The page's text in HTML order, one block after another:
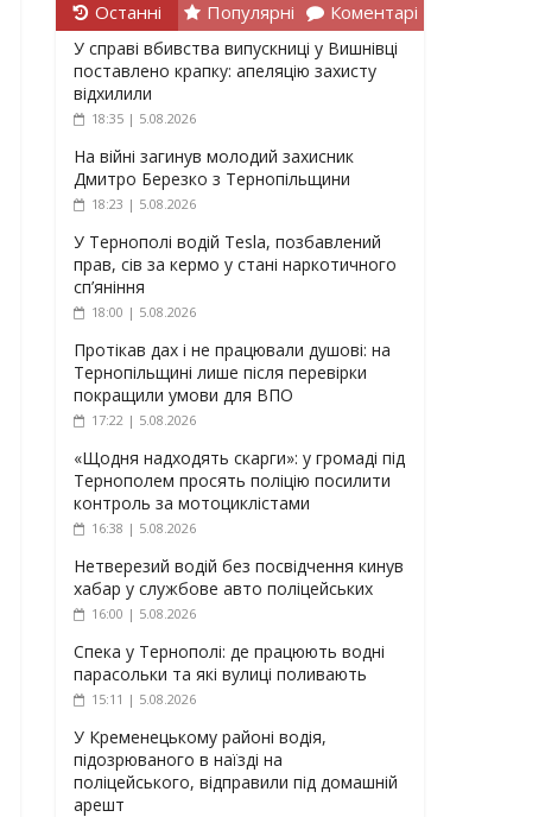
Останні Популярні Коментарі
У справі вбивства випускниці у Вишнівці
поставлено крапку: апеляцію захисту
відхилили
18:35 | 5.08.2026
На війні загинув молодий захисник
Дмитро Березко з Тернопільщини
18:23 | 5.08.2026
У Тернополі водій Tesla, позбавлений
прав, сів за кермо у стані наркотичного
сп’яніння
18:00 | 5.08.2026
Протікав дах і не працювали душові: на
Тернопільщині лише після перевірки
покращили умови для ВПО
17:22 | 5.08.2026
«Щодня надходять скарги»: у громаді під
Тернополем просять поліцію посилити
контроль за мотоциклістами
16:38 | 5.08.2026
Нетверезий водій без посвідчення кинув
хабар у службове авто поліцейських
16:00 | 5.08.2026
Спека у Тернополі: де працюють водні
парасольки та які вулиці поливають
15:11 | 5.08.2026
У Кременецькому районі водія,
підозрюваного в наїзді на
поліцейського, відправили під домашній
арешт